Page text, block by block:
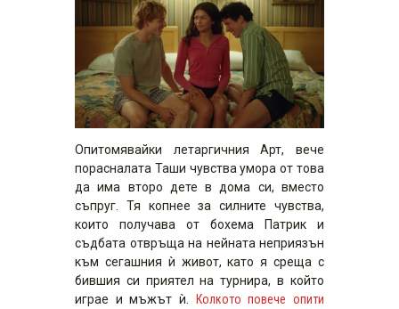
Опитомявайки летаргичния Арт, вече
порасналата Таши чувства умора от това
да има второ дете в дома си, вместо
съпруг. Тя копнее за силните чувства,
които получава от бохема Патрик и
съдбата отвръща на нейната неприязън
към сегашния ѝ живот, като я среща с
бившия си приятел на турнира, в който
играе и мъжът ѝ.
Колкото повече опити